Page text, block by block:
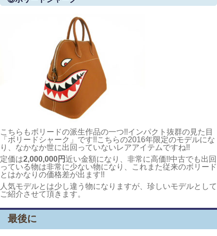
こちらもボリードの派生作品の一つ!!インパクト抜群の見た目
「ボリードシャーク」です!!こちらの2016年限定のモデルにな
り、なかなか世に出回っていないレアアイテムですね!!
定価は2,000,000円近い金額になり、非常に高価!!中古でも出回
っている物は非常に少ない物になり、これまた従来のボリード
とはかなりの価格差が出ます!!
人気モデルとは少し違う物になりますが、珍しいモデルとして
ご紹介させて頂きます。
最後に